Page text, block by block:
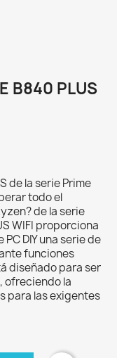
B840 PLUS
de la serie Prime
todo el
de la serie
WIFI proporciona
DIY una serie de
funciones
diseñado para ser
ofreciendo la
para las exigentes